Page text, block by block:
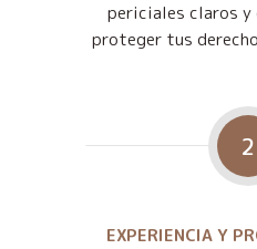
periciales claros y
proteger tus
2
EXPERIENCIA Y